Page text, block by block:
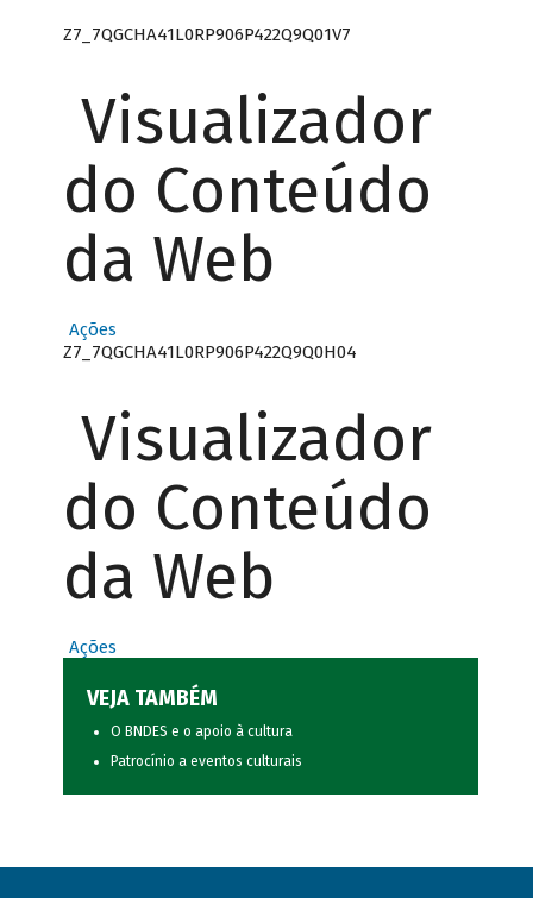
Z7_7QGCHA41L0RP906P422Q9Q01V7
Visualizador
do Conteúdo
da Web
Ações
Z7_7QGCHA41L0RP906P422Q9Q0H04
Visualizador
do Conteúdo
da Web
Ações
VEJA TAMBÉM
O BNDES e o apoio à cultura
Patrocínio a eventos culturais